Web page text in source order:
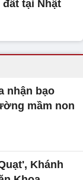
tại Nhật
nhận bạo
mầm non
Khánh